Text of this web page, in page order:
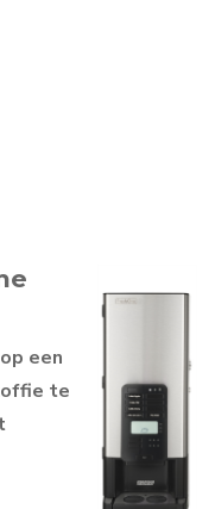
een
te